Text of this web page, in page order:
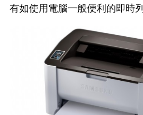
有如使用電腦一般便利的即時列